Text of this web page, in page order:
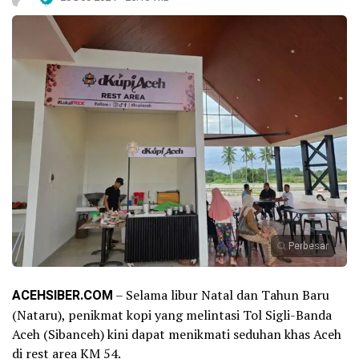
Perbesar
ACEHSIBER.COM – Selama libur Natal dan Tahun Baru
(Nataru), penikmat kopi yang melintasi Tol Sigli-Banda
Aceh (Sibanceh) kini dapat menikmati seduhan khas Aceh
di rest area KM 54.